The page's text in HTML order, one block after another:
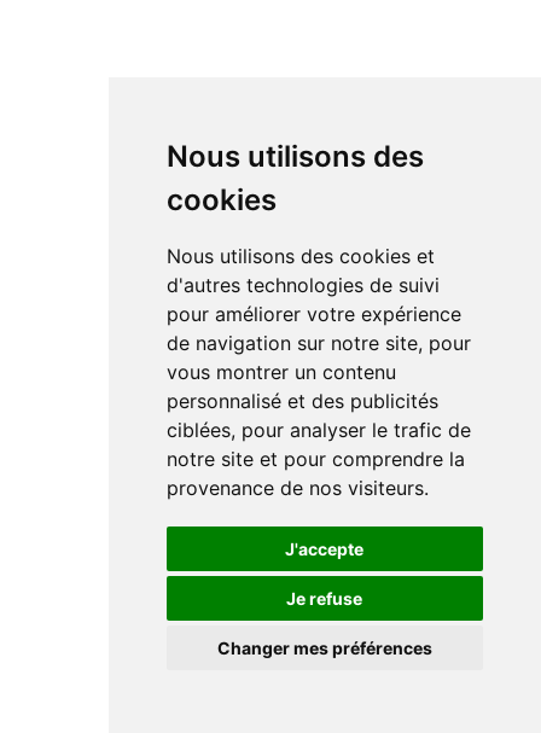
Nous utilisons des
cookies
Nous utilisons des cookies et
d'autres technologies de suivi
pour améliorer votre expérience
de navigation sur notre site, pour
vous montrer un contenu
personnalisé et des publicités
ciblées, pour analyser le trafic de
notre site et pour comprendre la
provenance de nos visiteurs.
J'accepte
Je refuse
Changer mes préférences